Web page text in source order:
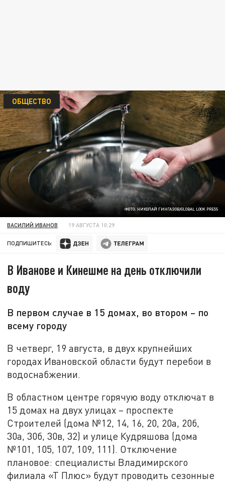
ФОТО: НИКОЛАЙ ГИНГАЗОВ/GLOBAL LOOK PRESS
ОБЩЕСТВО
ВАСИЛИЙ ИВАНОВ 19 АВГУСТА 10:29
ПОДПИШИТЕСЬ:
В Иванове и Кинешме на день отключили
воду
В первом случае в 15 домах, во втором – по
всему городу
В четверг, 19 августа, в двух крупнейших
городах Ивановской области будут перебои в
водоснабжении.
В областном центре горячую воду отключат в
15 домах на двух улицах – проспекте
Строителей (дома №12, 14, 16, 20, 20а, 20б,
30а, 30б, 30в, 32) и улице Кудряшова (дома
№101, 105, 107, 109, 111). Отключение
плановое: специалисты Владимирского
филиала «Т Плюс» будут проводить сезонные